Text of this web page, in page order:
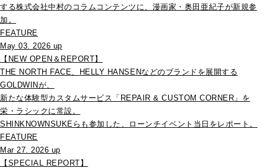
する株式会社中村のコラムコンテンツに、漫画家・奥田亜紀子が新規参
加。
FEATURE
May 03. 2026 up
【NEW OPEN＆REPORT】
THE NORTH FACE、HELLY HANSENなどのブランドを展開する
GOLDWINが、
新たな体験型カスタムサービス「REPAIR & CUSTOM CORNER」を
栄・ラシックに常設。
SHINKNOWNSUKEらも参加した、ローンチイベント当日をレポート。
FEATURE
Mar 27. 2026 up
【SPECIAL REPORT】